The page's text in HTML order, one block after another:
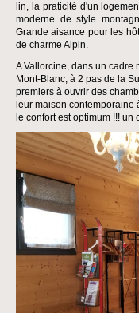
lin, la praticité d'un
moderne de style
Grande aisance pour les
de charme Alpin.
A Vallorcine, dans un cadre
Mont-Blanc, à 2 pas de la
premiers à ouvrir des
leur maison
le confort est optimum !!!